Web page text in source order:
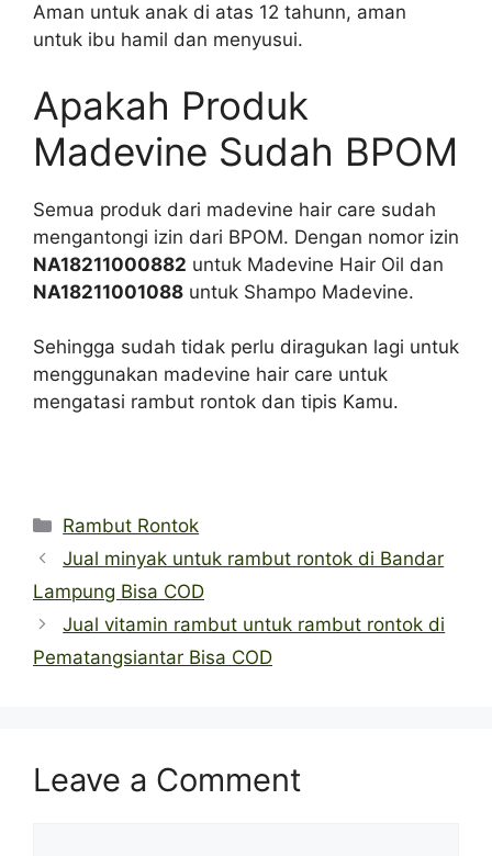
Aman untuk anak di atas 12 tahunn, aman
untuk ibu hamil dan menyusui.
Apakah Produk
Madevine Sudah BPOM
Semua produk dari madevine hair care sudah
mengantongi izin dari BPOM. Dengan nomor izin
NA18211000882 untuk Madevine Hair Oil dan
NA18211001088 untuk Shampo Madevine.
Sehingga sudah tidak perlu diragukan lagi untuk
menggunakan madevine hair care untuk
mengatasi rambut rontok dan tipis Kamu.
Categories
Rambut Rontok
Jual minyak untuk rambut rontok di Bandar
Lampung Bisa COD
Jual vitamin rambut untuk rambut rontok di
Pematangsiantar Bisa COD
Leave a Comment